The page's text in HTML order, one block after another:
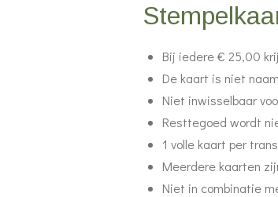
Bij iedere € 25,00
De kaart is niet
Niet inwisselbaar
Resttegoed wordt
1 volle kaart per
Meerdere kaarten
Niet in combinatie